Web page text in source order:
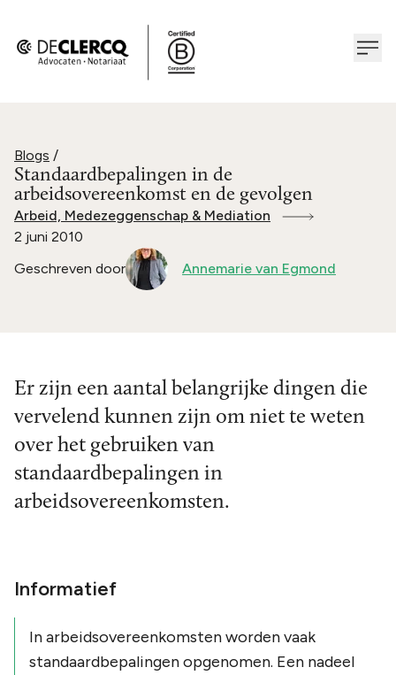
Blogs /
Standaardbepalingen in de
arbeidsovereenkomst en de gevolgen
Arbeid, Medezeggenschap & Mediation
2 juni 2010
Geschreven door
Annemarie van Egmond
Er zijn een aantal belangrijke dingen die
vervelend kunnen zijn om niet te weten
over het gebruiken van
standaardbepalingen in
arbeidsovereenkomsten.
Informatief
In arbeidsovereenkomsten worden vaak
standaardbepalingen opgenomen. Een nadeel